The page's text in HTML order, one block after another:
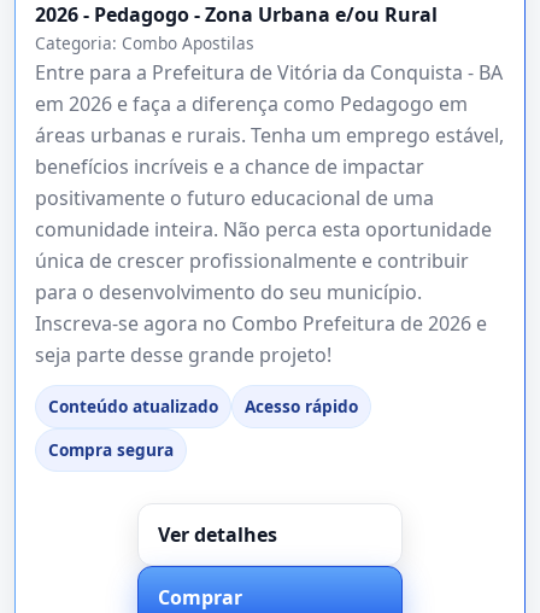
2026 - Pedagogo - Zona Urbana e/ou Rural
Categoria: Combo Apostilas
Entre para a Prefeitura de Vitória da Conquista - BA
em 2026 e faça a diferença como Pedagogo em
áreas urbanas e rurais. Tenha um emprego estável,
benefícios incríveis e a chance de impactar
positivamente o futuro educacional de uma
comunidade inteira. Não perca esta oportunidade
única de crescer profissionalmente e contribuir
para o desenvolvimento do seu município.
Inscreva-se agora no Combo Prefeitura de 2026 e
seja parte desse grande projeto!
Conteúdo atualizado
Acesso rápido
Compra segura
Ver detalhes
Comprar